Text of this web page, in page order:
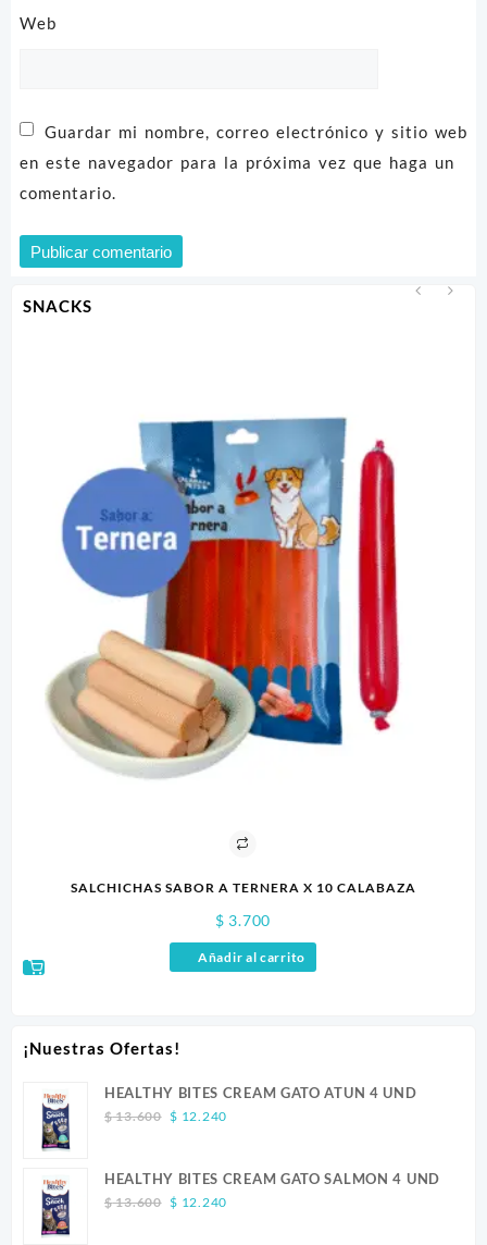
SNACKS
SALCHICHAS SABOR A TERNERA X 10 CALABAZA
$ 3.700
Añadir al carrito
¡Nuestras Ofertas!
HEALTHY BITES CREAM GATO ATUN 4 UND
$13.600 Original
$ 13.600.
$ 12.240Current
$ 12.240.
HEALTHY BITES CREAM GATO SALMON 4 UND
$13.600 Original
$ 12.240Current
Web
Guardar mi nombre, correo electrónico y sitio web
en este navegador para la próxima vez que haga un
comentario.